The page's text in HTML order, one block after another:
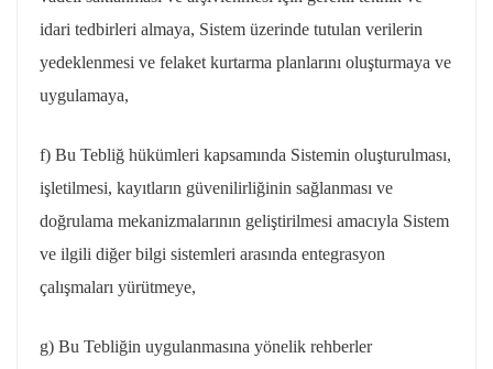
idari tedbirleri almaya, Sistem üzerinde tutulan verilerin
yedeklenmesi ve felaket kurtarma planlarını oluşturmaya ve
uygulamaya,
f) Bu Tebliğ hükümleri kapsamında Sistemin oluşturulması,
işletilmesi, kayıtların güvenilirliğinin sağlanması ve
doğrulama mekanizmalarının geliştirilmesi amacıyla Sistem
ve ilgili diğer bilgi sistemleri arasında entegrasyon
çalışmaları yürütmeye,
g) Bu Tebliğin uygulanmasına yönelik rehberler